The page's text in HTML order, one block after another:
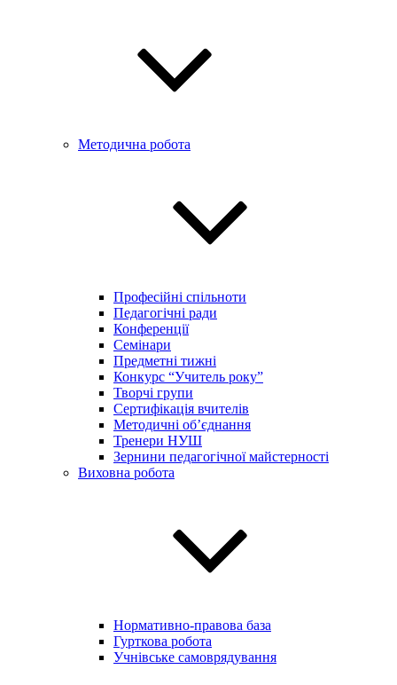
Методична робота
Професійні спільноти
Педагогічні ради
Конференції
Семінари
Предметні тижні
Конкурс “Учитель року”
Творчі групи
Сертифікація вчителів
Методичні об’єднання
Тренери НУШ
Зернини педагогічної майстерності
Виховна робота
Нормативно-правова база
Гурткова робота
Учнівське самоврядування